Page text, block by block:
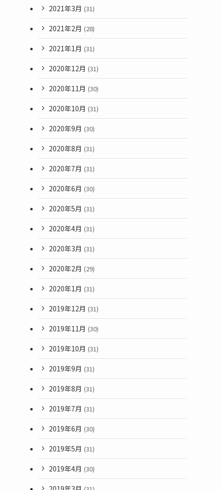
2021年3月 (31)
2021年2月 (28)
2021年1月 (31)
2020年12月 (31)
2020年11月 (30)
2020年10月 (31)
2020年9月 (30)
2020年8月 (31)
2020年7月 (31)
2020年6月 (30)
2020年5月 (31)
2020年4月 (31)
2020年3月 (31)
2020年2月 (29)
2020年1月 (31)
2019年12月 (31)
2019年11月 (30)
2019年10月 (31)
2019年9月 (31)
2019年8月 (31)
2019年7月 (31)
2019年6月 (30)
2019年5月 (31)
2019年4月 (30)